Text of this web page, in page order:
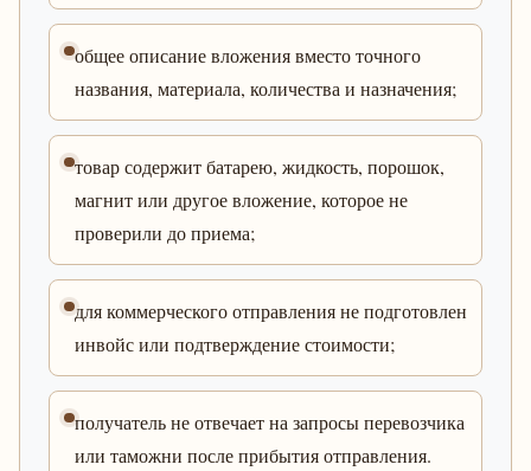
общее описание вложения вместо точного
названия, материала, количества и назначения;
товар содержит батарею, жидкость, порошок,
магнит или другое вложение, которое не
проверили до приема;
для коммерческого отправления не подготовлен
инвойс или подтверждение стоимости;
получатель не отвечает на запросы перевозчика
или таможни после прибытия отправления.